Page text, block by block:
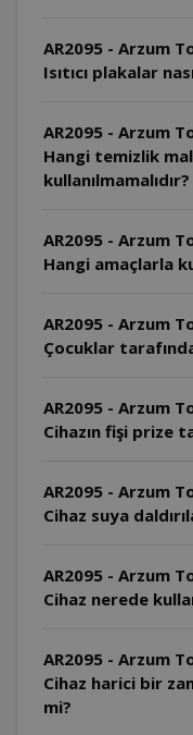
AR2095 - Arzum
Isıtıcı plakalar
AR2095 - Arzum
Hangi temizlik
kullanılmamalıdır?
AR2095 - Arzum
Hangi amaçlarla
AR2095 - Arzum
Çocuklar
AR2095 - Arzum
Cihazın fişi prize
AR2095 - Arzum
Cihaz suya
AR2095 - Arzum
Cihaz nerede
AR2095 - Arzum
Cihaz harici bir
mi?